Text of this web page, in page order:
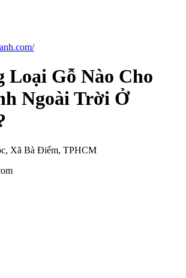
Loại Gỗ Nào Cho
Ngoài Trời Ở
Xã Bà Điểm, TPHCM